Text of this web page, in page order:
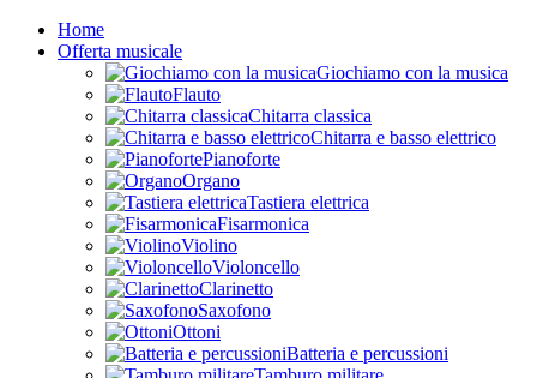
Home
Offerta musicale
Giochiamo con la musica
Flauto
Chitarra classica
Chitarra e basso elettrico
Pianoforte
Organo
Tastiera elettrica
Fisarmonica
Violino
Violoncello
Clarinetto
Saxofono
Ottoni
Batteria e percussioni